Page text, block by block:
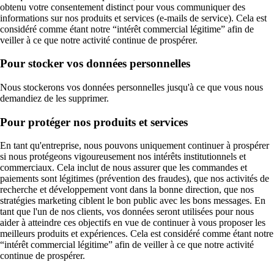
obtenu votre consentement distinct pour vous communiquer des
informations sur nos produits et services (e-mails de service). Cela est
considéré comme étant notre “intérêt commercial légitime” afin de
veiller à ce que notre activité continue de prospérer.
Pour stocker vos données personnelles
Nous stockerons vos données personnelles jusqu'à ce que vous nous
demandiez de les supprimer.
Pour protéger nos produits et services
En tant qu'entreprise, nous pouvons uniquement continuer à prospérer
si nous protégeons vigoureusement nos intérêts institutionnels et
commerciaux. Cela inclut de nous assurer que les commandes et
paiements sont légitimes (prévention des fraudes), que nos activités de
recherche et développement vont dans la bonne direction, que nos
stratégies marketing ciblent le bon public avec les bons messages. En
tant que l'un de nos clients, vos données seront utilisées pour nous
aider à atteindre ces objectifs en vue de continuer à vous proposer les
meilleurs produits et expériences. Cela est considéré comme étant notre
“intérêt commercial légitime” afin de veiller à ce que notre activité
continue de prospérer.